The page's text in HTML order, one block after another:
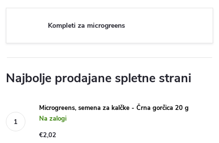
Kompleti za microgreens
Najbolje prodajane spletne strani
Microgreens, semena za kalčke - Črna gorčica 20 g
Na zalogi
€2,02